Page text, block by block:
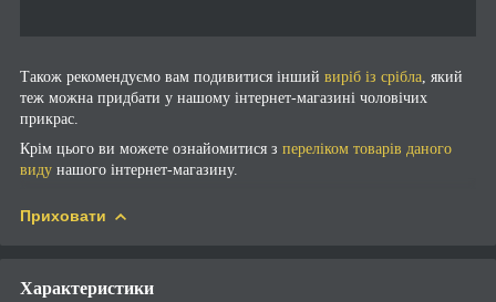
Також рекомендуємо вам подивитися інший виріб із срібла , який
теж можна придбати у нашому інтернет-магазині чоловічих
прикрас.
Крім цього ви можете ознайомитися з переліком товарів даного
виду нашого інтернет-магазину.
Приховати
Характеристики